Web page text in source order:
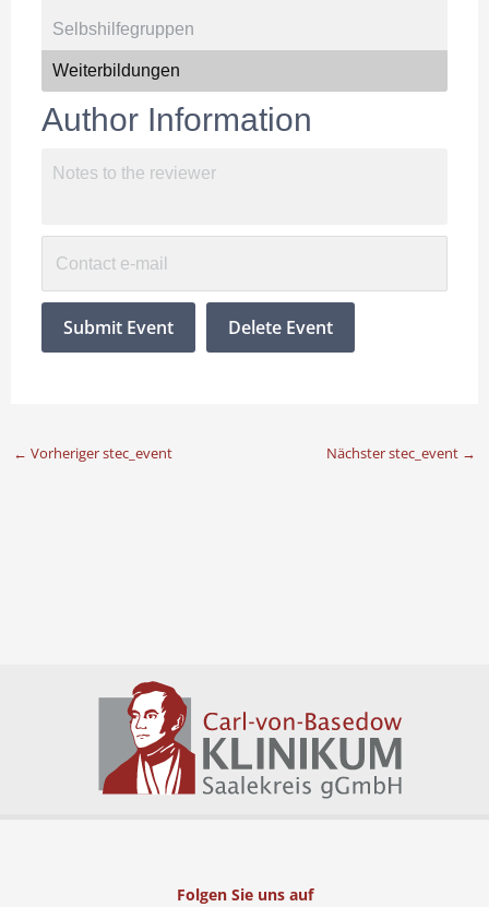
Author Information
← Vorheriger stec_event Nächster stec_event →
Folgen Sie uns auf